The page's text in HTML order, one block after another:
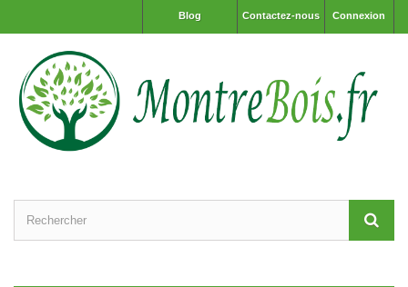
Connexion
Contactez-nous
Blog